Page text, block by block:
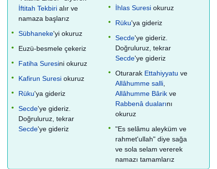
İftitah Tekbiri alır ve
namaza başlarız
Sübhaneke'yi okuruz
Euzü-besmele çekeriz
Fatiha Suresini okuruz
Kafirun Suresi okuruz
Rüku'ya gideriz
Secde'ye gideriz.
Doğruluruz, tekrar
Secde'ye gideriz
İhlas Suresiokuruz
Rüku'ya gideriz
Secde'ye gideriz.
Doğruluruz, tekrar
Secde'ye gideriz
Oturarak Ettahiyyatu ve
Allâhumme salli,
Allâhumme Bârikve
Rabbenâ dualarını
okuruz
"Es selâmu aleyküm ve
rahmet'ullah" diye sağa
ve sola selam vererek
namazı tamamlarız